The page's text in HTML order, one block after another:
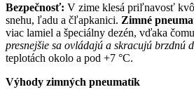
Bezpečnosť: V zime klesá priľnavosť
snehu, ľadu a čľapkanici. Zimné
viac lamiel a špeciálny dezén, vďaka čomu
presnejšie sa ovládajú a skracujú brzdnú
teplotách okolo a pod +7 °C.
Výhody zimných pneumatík